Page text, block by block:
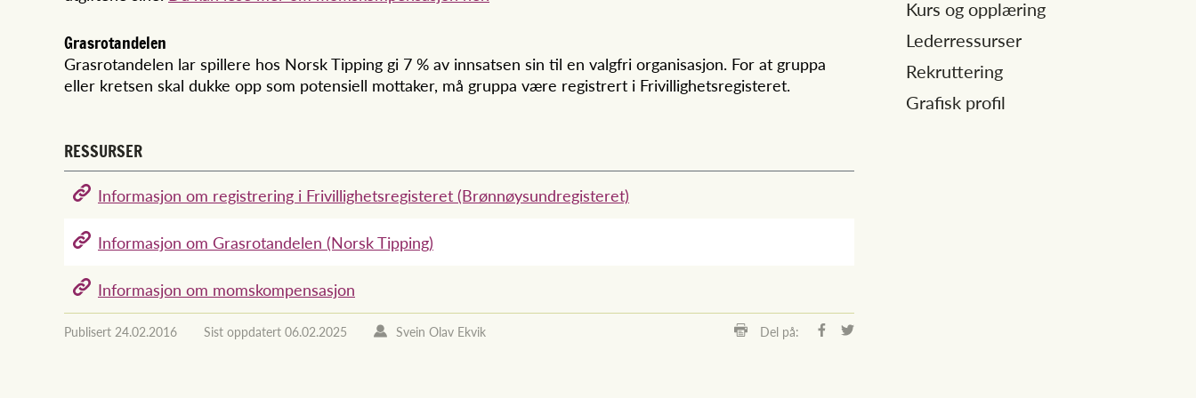
Grasrotandelen
Grasrotandelen lar spillere hos Norsk Tipping gi 7 % av innsatsen sin til en valgfri organisasjon. For at gruppa
eller kretsen skal dukke opp som potensiell mottaker, må gruppa være registrert i Frivillighetsregisteret.
RESSURSER
Informasjon om registrering i Frivillighetsregisteret (Brønnøysundregisteret)
Informasjon om Grasrotandelen (Norsk Tipping)
Informasjon om momskompensasjon
Publisert 24.02.2016 Sist oppdatert 06.02.2025 Svein Olav Ekvik Del på:
Kurs og opplæring
Lederressurser
Rekruttering
Grafisk profil